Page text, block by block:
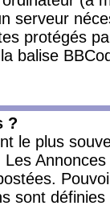
serveur
protégés
balise
?
le plus
Les
sont